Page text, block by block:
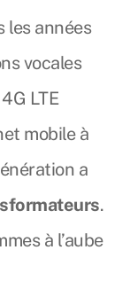
les années
vocales
LTE
mobile à
a
.
à l’aube